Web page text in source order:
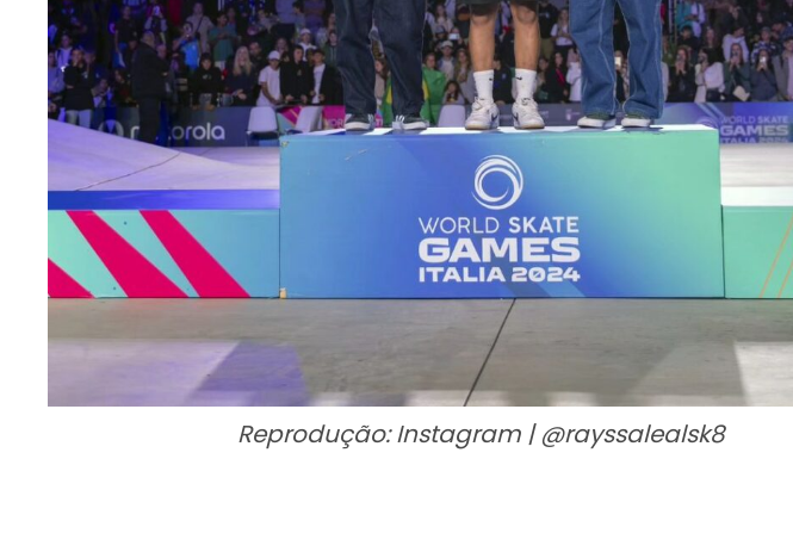
Reprodução: Instagram | @rayssalealsk8